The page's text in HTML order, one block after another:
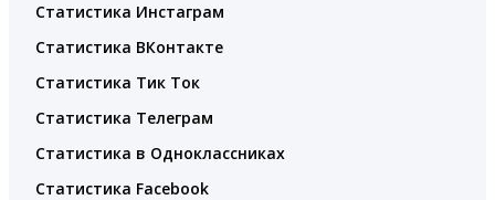
Статистика Инстаграм
Статистика ВКонтакте
Статистика Тик Ток
Статистика Телеграм
Статистика в Одноклассниках
Статистика Facebook